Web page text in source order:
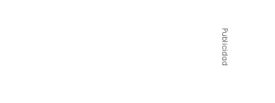
Publicidad